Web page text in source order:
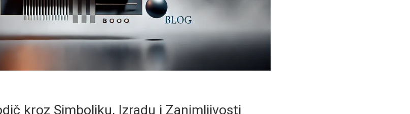
kroz Simboliku, Izradu i Zanimljivosti